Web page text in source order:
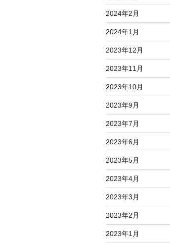
2024年2月
2024年1月
2023年12月
2023年11月
2023年10月
2023年9月
2023年7月
2023年6月
2023年5月
2023年4月
2023年3月
2023年2月
2023年1月